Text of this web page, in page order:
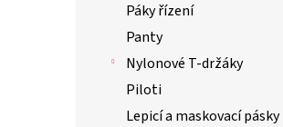
Páky řízení
Panty
Nylonové T-držáky
Piloti
Lepicí a maskovací pásky